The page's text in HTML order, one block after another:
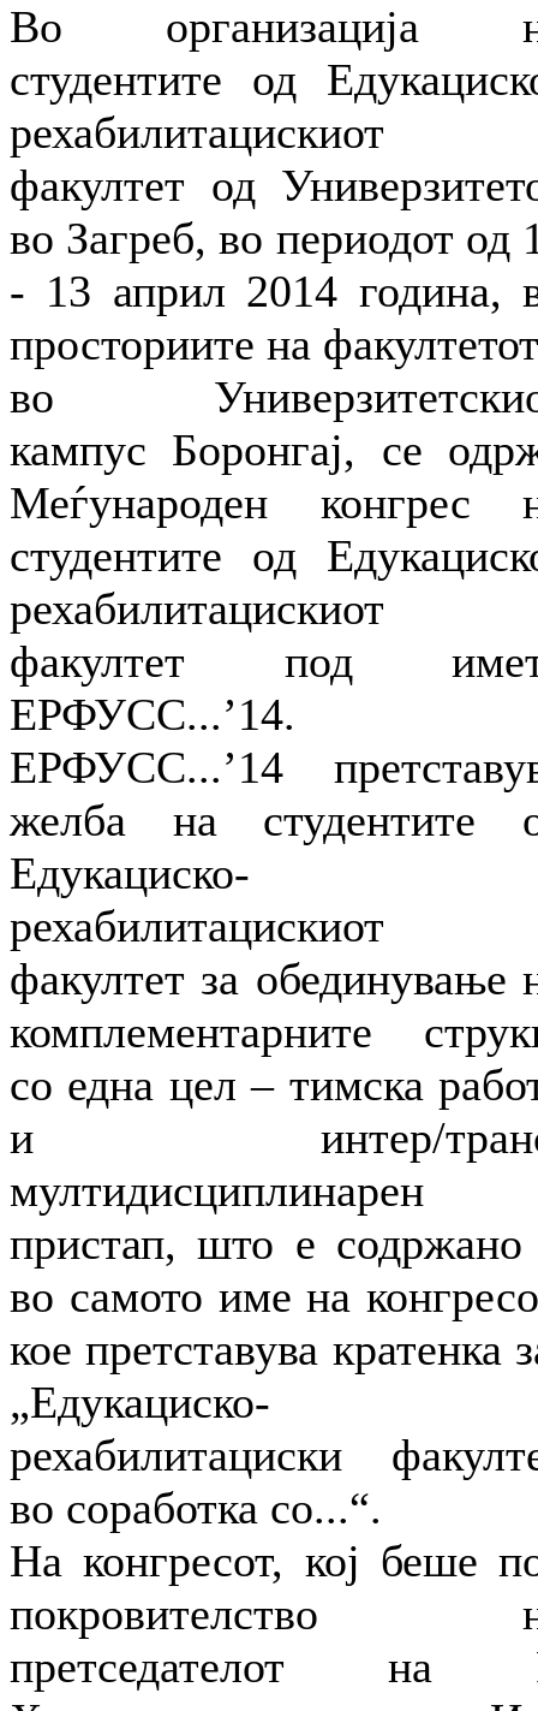
Во организација
студентите од
рехабилитацискиот
факултет од
во Загреб, во периодот од
- 13 април 2014 година,
просториите на
во
кампус Боронгај, се
Меѓународен конгрес
студентите од
рехабилитацискиот
факултет под
ЕРФУСС...’14.
ЕРФУСС...’14
желба на студентите
Едукациско-
рехабилитацискиот
факултет за обединување
комплементарните
со една цел – тимска
и интер/
мултидисциплинарен
пристап, што е
во самото име на
кое претставува кратенка
„Едукациско-
рехабилитациски
во соработка со...“.
На конгресот, кој беше
покровителство
претседателот на